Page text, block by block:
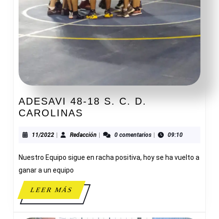
ADESAVI 48-18 S. C. D.
CAROLINAS
18
C.
CAROLINAS
11/202211/2022Redacción Redacción0 comentarios 09:10
Nuestro Equipo sigue en racha positiva, hoy se ha vuelto a
ganar a un equipo
LEER MÁSLEER
MÁS